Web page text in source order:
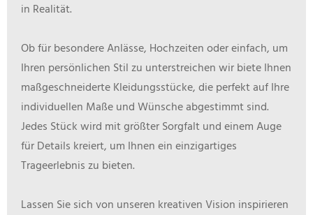
in Realität.
Ob für besondere Anlässe, Hochzeiten oder einfach, um
Ihren persönlichen Stil zu unterstreichen wir biete Ihnen
maßgeschneiderte Kleidungsstücke, die perfekt auf Ihre
individuellen Maße und Wünsche abgestimmt sind.
Jedes Stück wird mit größter Sorgfalt und einem Auge
für Details kreiert, um Ihnen ein einzigartiges
Trageerlebnis zu bieten.
Lassen Sie sich von unseren kreativen Vision inspirieren